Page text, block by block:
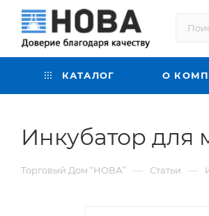
КАТАЛОГ О
Инкубатор для
Торговый Дом “НОВА” — Статьи —